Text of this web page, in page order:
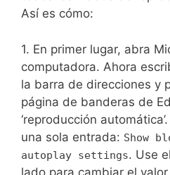
Así es cómo:
1. En primer lugar, abra
computadora. Ahora
la barra de direcciones y
página de banderas de
‘reproducción
una sola entrada: Show
autoplay settings. Use
lado para cambiar el valor